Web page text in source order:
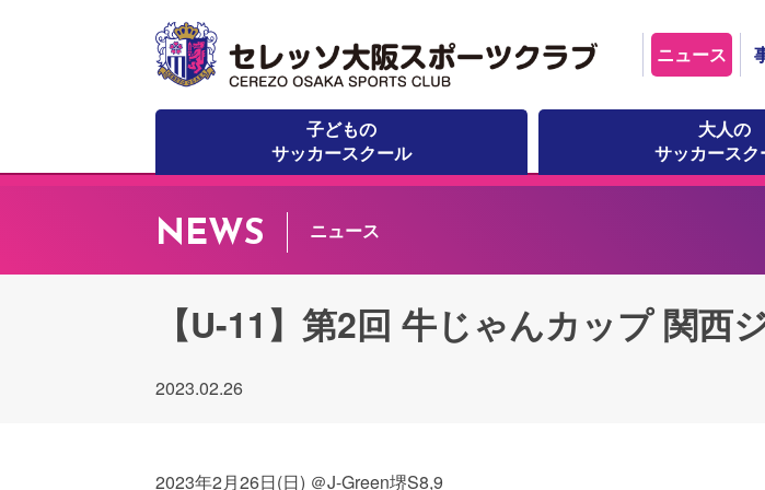
ニュース
子どもの
サッカースクール
大人の
サッカースク
NEWS ニュース
【U-11】第2回 牛じゃんカップ 関
2023.02.26
2023年2月26日(日) ＠J-Green堺S8,9